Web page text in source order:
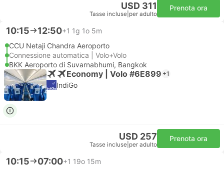
USD 311
Tasse incluse per adulto
Prenota ora
10:15 12:50+1 1g 1o 5m
CCU Netaji Chandra Aeroporto
Connessione automatica | Volo+Volo
BKK Aeroporto di Suvarnabhumi, Bangkok
Economy | Volo #6E899 +1
IndiGo
USD 257
Tasse incluse per adulto
Prenota ora
10:15 07:00+1 19o 15m